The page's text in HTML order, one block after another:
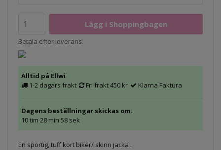
Betala efter leverans.
Alltid på Ellwi
1-2 dagars frakt
Fri frakt 450 kr Klarna Faktura
Dagens beställningar skickas om:
10 tim 28 min 57 sek
En sportig, tuff kort biker/ skinn jacka .